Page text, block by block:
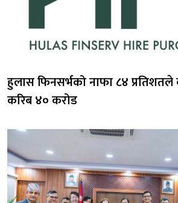
हुलास फिनसर्भको नाफा ८४
करिब ४० करोड